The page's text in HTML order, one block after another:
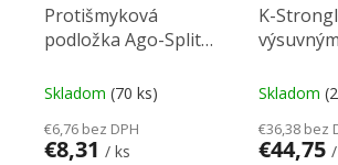
Protišmyková
podložka Ago-Split
Skladom (70 ks)
€6,76 bez DPH
€8,31 / ks
K-
Skladom
€36,38 bez
€44,75